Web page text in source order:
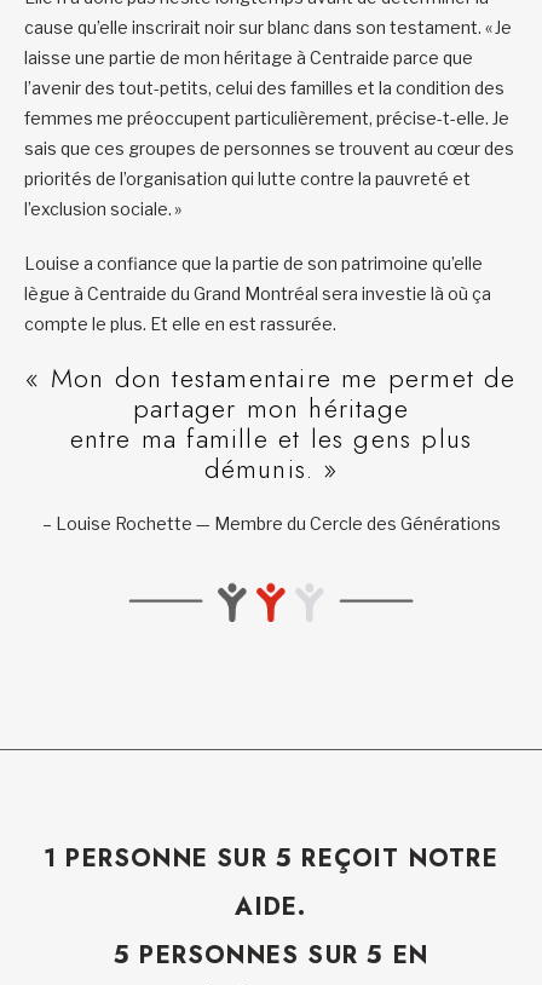
cause qu’elle inscrirait noir sur blanc dans son testament. « Je
laisse une partie de mon héritage à Centraide parce que
l’avenir des tout-petits, celui des familles et la condition des
femmes me préoccupent particulièrement, précise-t-elle. Je
sais que ces groupes de personnes se trouvent au cœur des
priorités de l’organisation qui lutte contre la pauvreté et
l’exclusion sociale. »
Louise a confiance que la partie de son patrimoine qu’elle
lègue à Centraide du Grand Montréal sera investie là où ça
compte le plus. Et elle en est rassurée.
« Mon don testamentaire me permet de
partager mon héritage
entre ma famille et les gens plus
démunis. »
– Louise Rochette — Membre du Cercle des Générations
1 PERSONNE SUR 5 REÇOIT NOTRE
AIDE.
5 PERSONNES SUR 5 EN